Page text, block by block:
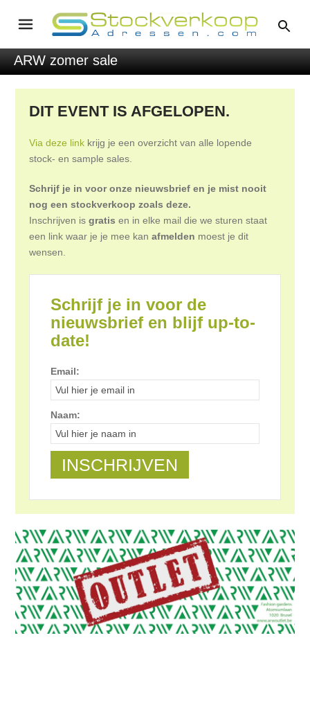
ARW zomer sale
DIT EVENT IS AFGELOPEN.
Via deze link krijg je een overzicht van alle lopende
stock- en sample sales.
Schrijf je in voor onze nieuwsbrief en je mist nooit
nog een stockverkoop zoals deze.
Inschrijven isgratis en in elke mail die we sturen staat
een link waar je je mee kanafmelden moest je dit
wensen.
Schrijf je in voor de
nieuwsbrief en blijf up-to-
date!
Email:
Naam: